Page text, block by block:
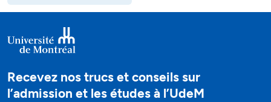
Recevez nos trucs et conseils sur
l’admission et les études à l’UdeM